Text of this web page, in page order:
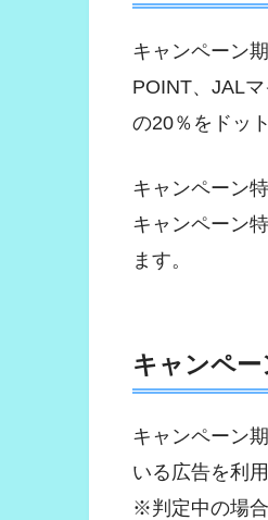
キャンペーン
POINT、JAL
の20％をドッ
キャンペーン
キャンペーン
ます。
キャンペー
キャンペーン
いる広告を利
※判定中の場合